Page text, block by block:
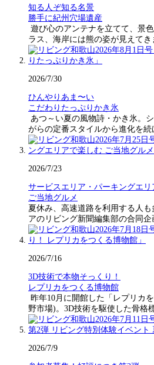
知る人ぞ知る名景
勝手に紀州穴場遺産
遊び心のアンテナを立てて、景
ラス、海岸には熊の姿が見えて
2026/7/30
ひんやりあま〜い
こだわりたっぷりかき氷
あつ～い夏の風物詩・かき氷。
がらの定番スタイルから進化を
2026/7/23
サービスエリア・パーキングエリ
ご当地グルメ
夏休み、高速道路を利用する人
アのリビング新聞編集部の合同
2026/7/16
3D技術で本物そっくり！
レプリカをつくる博物館
昨年10月に開館した「レプリカ
野市場)。3D技術を駆使した骨格
2026/7/9